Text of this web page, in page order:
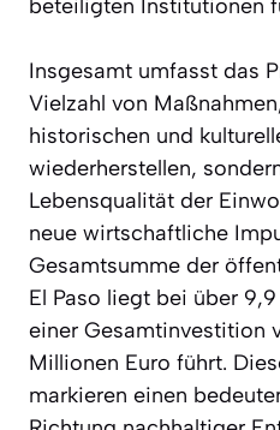
beteiligten Institutionen
Insgesamt umfasst das
Vielzahl von
historischen und
wiederherstellen,
Lebensqualität der
neue wirtschaftliche
Gesamtsumme der
El Paso liegt bei über
einer Gesamtinvestition
Millionen Euro führt.
markieren einen